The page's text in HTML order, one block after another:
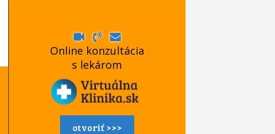
Online konzultácia
s lekárom
otvoriť >>>